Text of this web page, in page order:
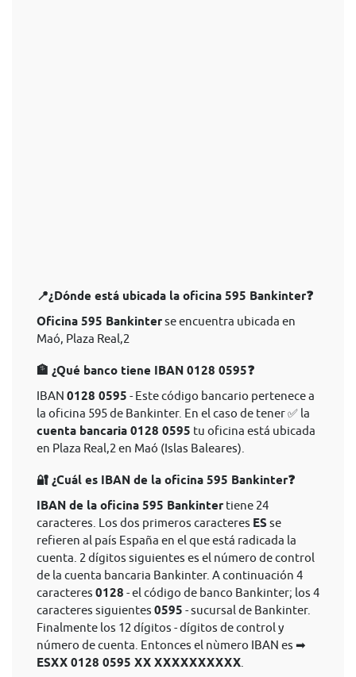
📍¿Dónde está ubicada la oficina 595 Bankinter❓
Oficina 595 Bankinterse encuentra ubicada en
Maó, Plaza Real,2
🏦 ¿Qué banco tiene IBAN 0128 0595❓
IBAN 0128 0595 - Este código bancario pertenece a
la oficina 595 de Bankinter. En el caso de tener ✅ la
cuenta bancaria 0128 0595 tu oficina está ubicada
en Plaza Real,2 en Maó (Islas Baleares).
🔐 ¿Cuál es IBAN de la oficina 595 Bankinter❓
IBAN de la oficina 595 Bankinter tiene 24
caracteres. Los dos primeros caracteres ES se
refieren al país España en el que está radicada la
cuenta. 2 dígitos siguientes es el número de control
de la cuenta bancaria Bankinter. A continuación 4
caracteres 0128 - el código de banco Bankinter; los 4
caracteres siguientes 0595 - sucursal de Bankinter.
Finalmente los 12 dígitos - dígitos de control y
número de cuenta. Entonces el nùmero IBAN es ➡
ESXX 0128 0595 XX XXXXXXXXXX